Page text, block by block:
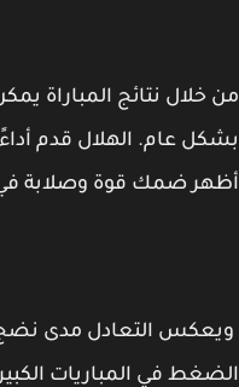
نتائج المباراة يمكن
عام. الهلال قدم أداءً
ضمك قوة وصلابة في
التعادل مدى نضج
في المباريات